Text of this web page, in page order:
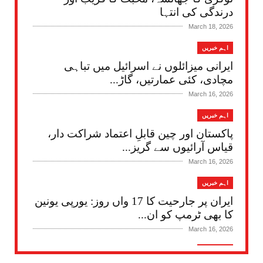
درندگی کی انتہا
March 18, 2026
اہم خبریں
ایرانی میزائلوں نے اسرائیل میں تباہی
مچادی، کئی عمارتیں، گاڑ...
March 16, 2026
اہم خبریں
پاکستان اور چین قابلِ اعتماد شراکت دار،
قیاس آرائیوں سے گریز...
March 16, 2026
اہم خبریں
ایران پر جارحیت کا 17 واں روز: یورپی یونین
کا بھی ٹرمپ کو ان...
March 16, 2026
اہم خبریں